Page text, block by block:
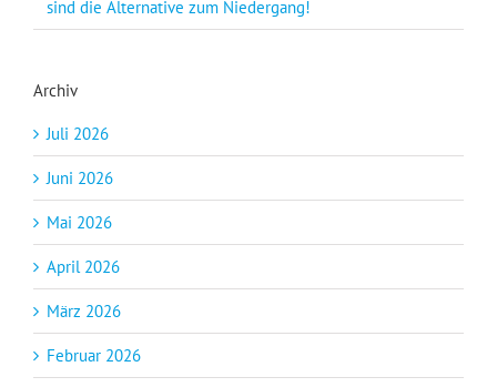
sind die Alternative zum Niedergang!
Archiv
Juli 2026
Juni 2026
Mai 2026
April 2026
März 2026
Februar 2026